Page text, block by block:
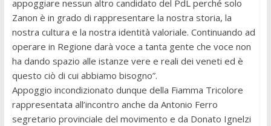
appoggiare nessun altro candidato del PdL perché solo
Zanon è in grado di rappresentare la nostra storia, la
nostra cultura e la nostra identità valoriale. Continuando ad
operare in Regione darà voce a tanta gente che voce non
ha dando spazio alle istanze vere e reali dei veneti ed è
questo ciò di cui abbiamo bisogno”.
Appoggio incondizionato dunque della Fiamma Tricolore
rappresentata all’incontro anche da Antonio Ferro
segretario provinciale del movimento e da Donato Ignelzi